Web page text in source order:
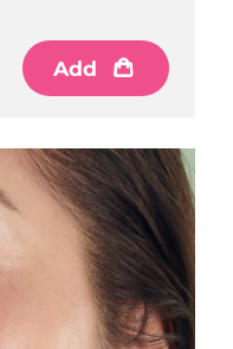
Add
8/10/26
預計送達日期8/11/26
預計送達日期8/8/26
預計送達日期8/12/26
預計送達日期8/9/26